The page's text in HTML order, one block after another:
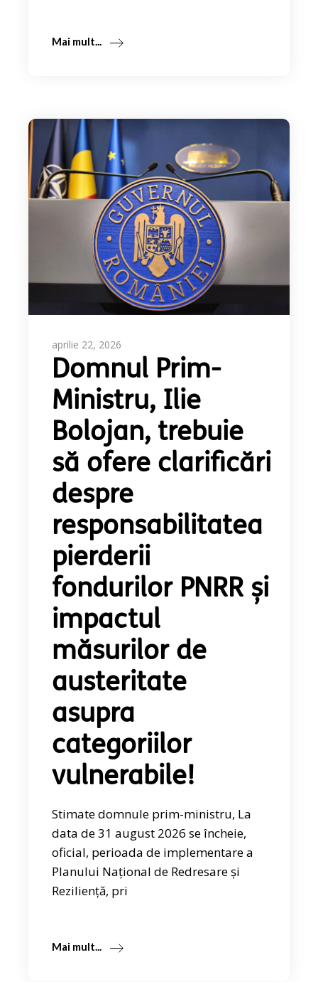
Mai mult...
aprilie 22, 2026
Domnul Prim-
Ministru, Ilie
Bolojan, trebuie
să ofere clarificări
despre
responsabilitatea
pierderii
fondurilor PNRR și
impactul
măsurilor de
austeritate
asupra
categoriilor
vulnerabile!
Stimate domnule prim-ministru, La
data de 31 august 2026 se încheie,
oficial, perioada de implementare a
Planului Național de Redresare și
Reziliență, pri
Mai mult...